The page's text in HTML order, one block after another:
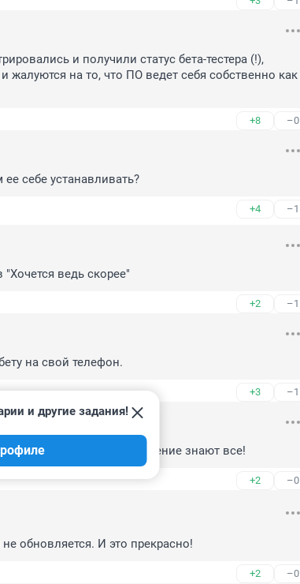
и получили статус бета-тестера (!),
жалуются на то, что ПО ведет себя собственно как
+8 –0
ее себе устанавливать?
+4 –1
ведь скорее"
+2 –1
на свой телефон.
+3 –1
теперь об этом обновление знают все!
+2 –0
и другие задания!
обновляется. И это прекрасно!
+2 –0